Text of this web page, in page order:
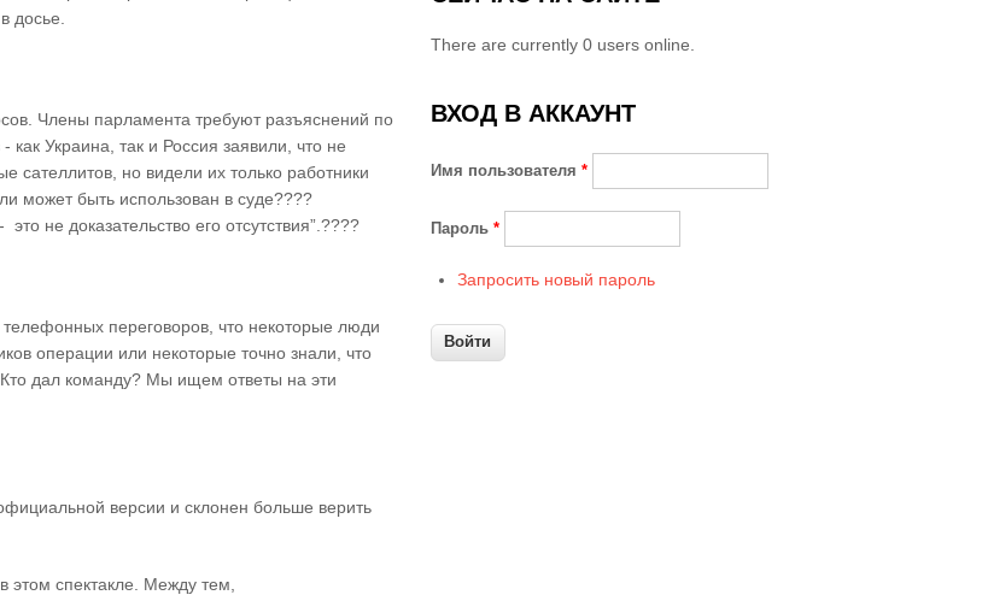
досье.
Члены парламента требуют разъяснений по
как Украина, так и Россия заявили, что не
сателлитов, но видели их только работники
может быть использован в суде????
не доказательство его отсутствия”.????
переговоров, что некоторые люди
операции или некоторые точно знали, что
дал команду? Мы ищем ответы на эти
версии и склонен больше верить
этом спектакле. Между тем,
There are currently 0 users online.
ВХОД В АККАУНТ
Имя пользователя *
Пароль *
Запросить новый пароль